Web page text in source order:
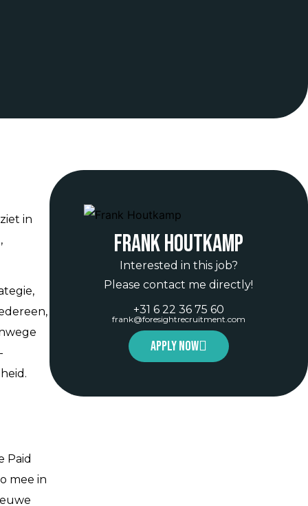
in
Paid
mee in
Frank Houtkamp
Interested in this job?
Please contact me directly!
+31 6 22 36 75 60
frank@foresightrecruitment.com
Apply now